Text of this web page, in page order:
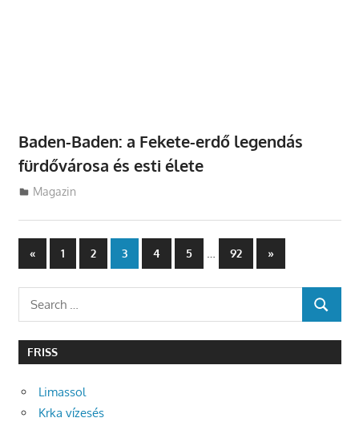
Baden-Baden: a Fekete-erdő legendás
fürdővárosa és esti élete
Utazasok.org
Magazin
Bejegyzések
lapozása
«Previous
Posts
1 2 3 4 5 … 92
Next
Posts
»
Search
for:
SEARCH
FRISS
Limassol
Krka vízesés